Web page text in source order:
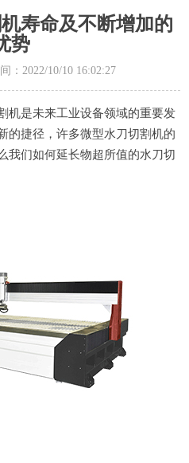
寿命及不断增加的
势
2022/10/10 16:02:27
是未来工业设备领域的重要发
的捷径，许多微型水刀切割机的
我们如何延长物超所值的水刀切